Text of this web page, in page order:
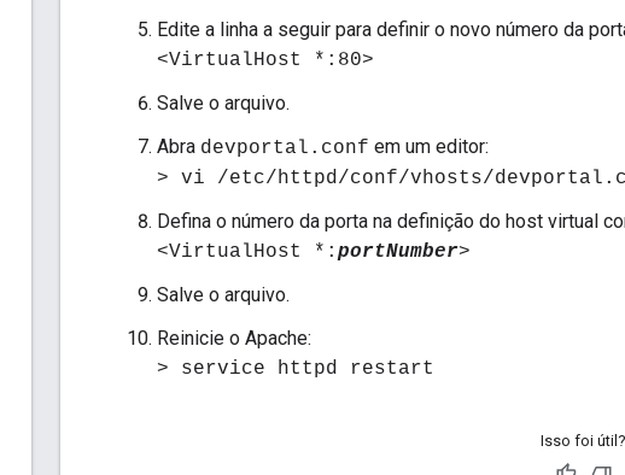
Edite a linha a seguir para definir o novo número da
<VirtualHost *:80>
Salve o arquivo.
Abra devportal.conf em um editor:
> vi /etc/httpd/conf/vhosts/
Defina o número da porta na definição do host virtual
<VirtualHost *: portNumber>
Salve o arquivo.
Reinicie o Apache:
> service httpd restart
Isso foi útil?